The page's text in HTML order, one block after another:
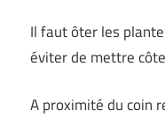
Il faut ôter les
éviter de mettre
A proximité du coin